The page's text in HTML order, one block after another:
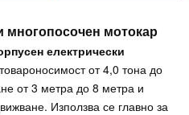
многопосочен мотокар
електрически
от 4,0 тона до
от 3 метра до 8 метра и
Използва се главно за